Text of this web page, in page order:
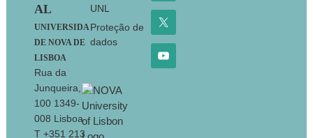
AL
UNIVERSIDA
DE NOVA DE
LISBOA
Rua da
Junqueira,
100 1349-
008 Lisboa
T +351 213
UNL
Proteção de
dados